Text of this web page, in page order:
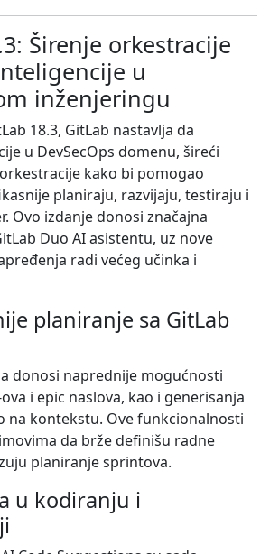
Širenje orkestracije
u
inženjeringu
18.3, GitLab nastavlja da
u DevSecOps domenu, šireći
kako bi pomogao
planiraju, razvijaju, testiraju i
Ovo izdanje donosi značajna
Duo AI asistentu, uz nove
radi većeg učinka i
planiranje sa GitLab
donosi naprednije mogućnosti
i epic naslova, kao i generisanja
na kontekstu. Ove funkcionalnosti
da brže definišu radne
planiranje sprintova.
u kodiranju i